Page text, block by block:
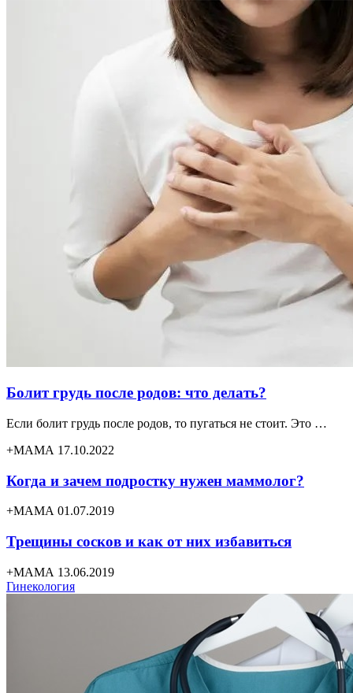
Болит грудь после родов: что делать?
Если болит грудь после родов, то пугаться не стоит. Это …
+МАМА 17.10.2022
Когда и зачем подростку нужен маммолог?
+МАМА 01.07.2019
Трещины сосков и как от них избавиться
+МАМА 13.06.2019
Гинекология